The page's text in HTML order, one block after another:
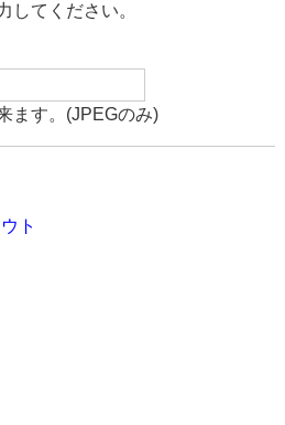
してください。
ます。(JPEGのみ)
ト